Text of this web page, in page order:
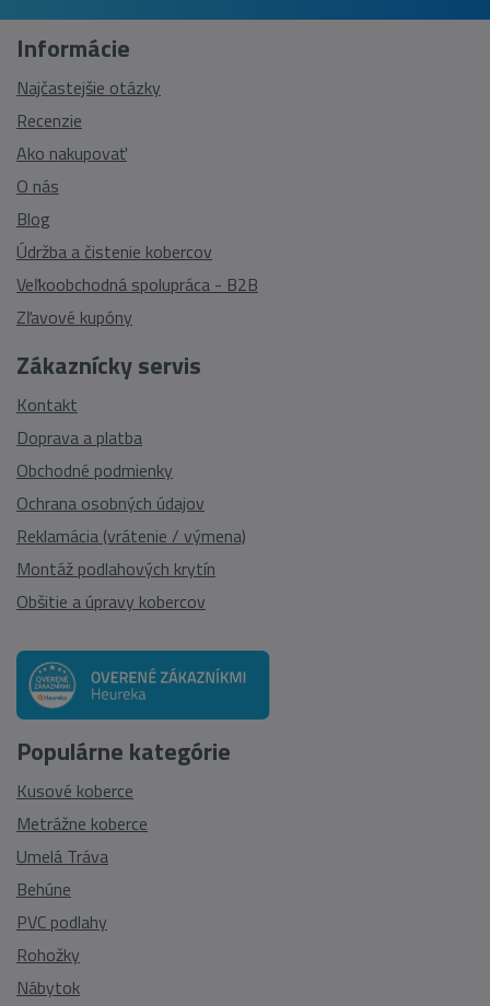
Zákaznícky servis
Kontakt
Doprava a platba
Obchodné podmienky
Ochrana osobných údajov
Reklamácia (vrátenie / výmena)
Montáž podlahových krytín
Obšitie a úpravy kobercov
Informácie
Najčastejšie otázky
Recenzie
Ako nakupovať
O nás
Blog
Údržba a čistenie kobercov
Veľkoobchodná spolupráca - B2B
Zľavové kupóny
Populárne kategórie
Kusové koberce
Metrážne koberce
Umelá Tráva
Behúne
PVC podlahy
Rohožky
Nábytok